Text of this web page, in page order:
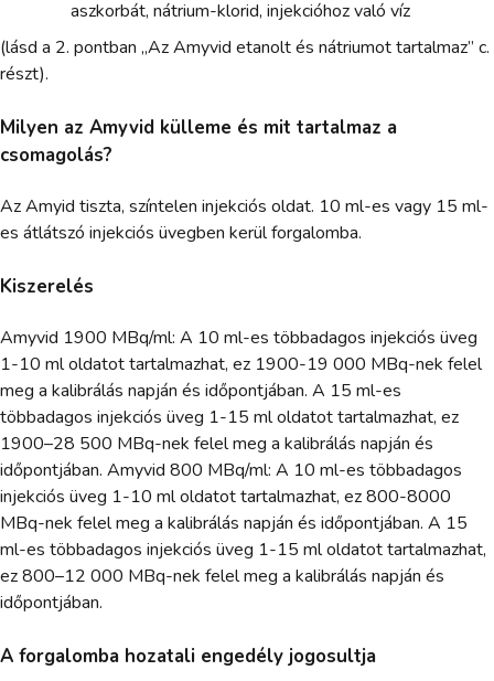
aszkorbát, nátrium-klorid, injekcióhoz való víz
(lásd a 2. pontban „Az Amyvid etanolt és nátriumot tartalmaz” c.
részt).
Milyen az Amyvid külleme és mit tartalmaz a
csomagolás?
Az Amyid tiszta, színtelen injekciós oldat. 10 ml-es vagy 15 ml-
es átlátszó injekciós üvegben kerül forgalomba.
Kiszerelés
Amyvid 1900 MBq/ml: A 10 ml-es többadagos injekciós üveg
1-10 ml oldatot tartalmazhat, ez 1900-19 000 MBq-nek felel
meg a kalibrálás napján és időpontjában. A 15 ml-es
többadagos injekciós üveg 1-15 ml oldatot tartalmazhat, ez
1900–28 500 MBq-nek felel meg a kalibrálás napján és
időpontjában. Amyvid 800 MBq/ml: A 10 ml-es többadagos
injekciós üveg 1-10 ml oldatot tartalmazhat, ez 800-8000
MBq-nek felel meg a kalibrálás napján és időpontjában. A 15
ml-es többadagos injekciós üveg 1-15 ml oldatot tartalmazhat,
ez 800–12 000 MBq-nek felel meg a kalibrálás napján és
időpontjában.
A forgalomba hozatali engedély jogosultja